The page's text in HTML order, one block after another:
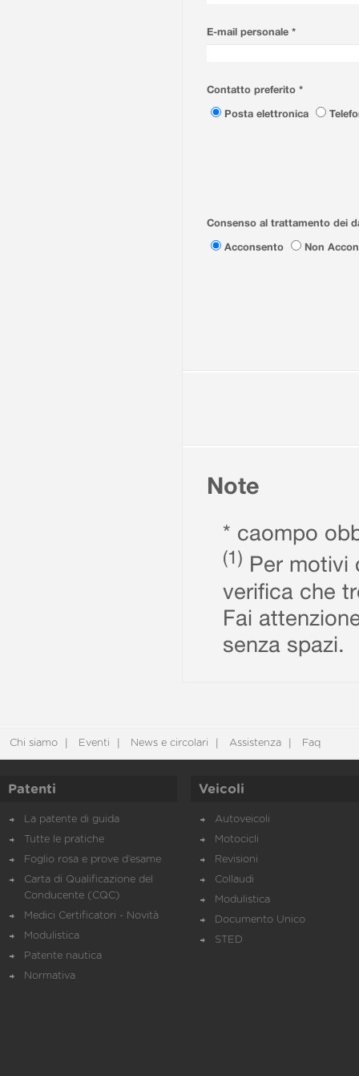
E-mail personale *
Contatto preferito *
Posta elettronica
Consenso al trattamento dei
Acconsento
Non
Note
* caompo
(1) Per motivi
verifica che
Fai
senza spazi.
Chi siamo Eventi News e circolari Assistenza Faq
Patenti
La patente di guida
Tutte le pratiche
Foglio rosa e prove d’esame
Carta di Qualificazione del
Conducente (CQC)
Medici Certificatori - Novità
Modulistica
Patente nautica
Normativa
Veicoli
Autoveicoli
Motocicli
Revisioni
Collaudi
Modulistica
Documento Unico
STED